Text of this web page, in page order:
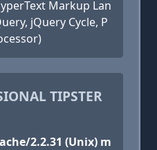
Markup Lan
jQuery Cycle, P
TIPSTER
2.2.31 (Unix) m